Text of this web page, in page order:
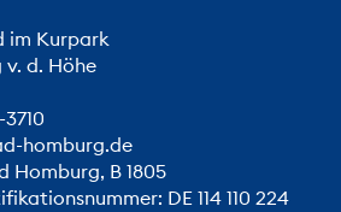
im Kurpark
v. d. Höhe
homburg.de
Homburg, B 1805
DE 114 110 224